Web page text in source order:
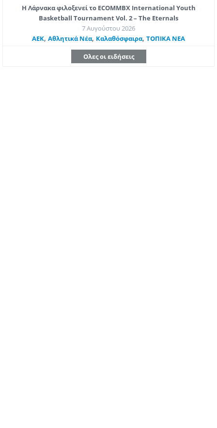
Η Λάρνακα φιλοξενεί το ECOMMBX International Youth
Basketball Tournament Vol. 2 – The Eternals
7 Αυγούστου 2026
ΑΕΚ, Αθλητικά Νέα, Καλαθόσφαιρα, ΤΟΠΙΚΑ ΝΕΑ
Ολες οι ειδήσεις